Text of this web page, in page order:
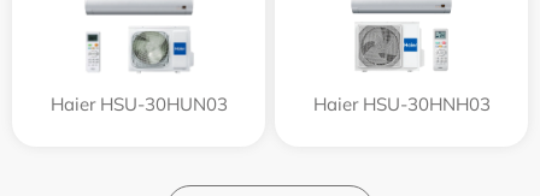
Haier HSU-30HUN03 Haier HSU-30HNH03